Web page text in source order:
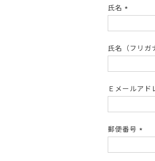
氏名
須)
氏名（フリガ
Ｅメールアド
郵便番号
須)